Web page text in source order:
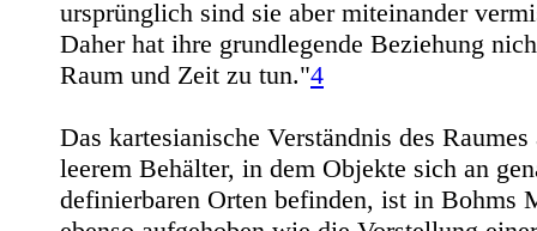
ursprünglich sind sie aber miteinander
Daher hat ihre grundlegende Beziehung
Raum und Zeit zu tun."4
Das kartesianische Verständnis des Raumes
leerem Behälter, in dem Objekte sich an
definierbaren Orten befinden, ist in Bohms